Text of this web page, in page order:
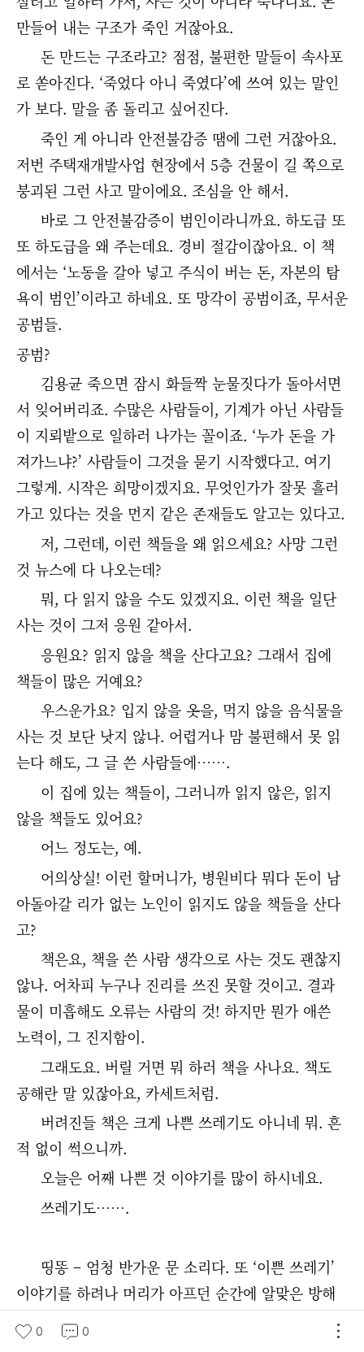
만들어 내는 구조가 죽인 거잖아요.
돈 만드는 구조라고? 점점, 불편한 말들이 속사포
로 쏟아진다. ‘죽었다 아니 죽였다’에 쓰여 있는 말인
가 보다. 말을 좀 돌리고 싶어진다.
죽인 게 아니라 안전불감증 땜에 그런 거잖아요.
저번 주택재개발사업 현장에서 5층 건물이 길 쪽으로
붕괴된 그런 사고 말이에요. 조심을 안 해서.
바로 그 안전불감증이 범인이라니까요. 하도급 또
또 하도급을 왜 주는데요. 경비 절감이잖아요. 이 책
에서는 ‘노동을 갈아 넣고 주식이 버는 돈, 자본의 탐
욕이 범인’이라고 하네요. 또 망각이 공범이죠, 무서운
공범들.
공범?
김용균 죽으면 잠시 화들짝 눈물짓다가 돌아서면
서 잊어버리죠. 수많은 사람들이, 기계가 아닌 사람들
이 지뢰밭으로 일하러 나가는 꼴이죠. ‘누가 돈을 가
져가느냐?’ 사람들이 그것을 묻기 시작했다고. 여기
그렇게. 시작은 희망이겠지요. 무엇인가가 잘못 흘러
가고 있다는 것을 먼지 같은 존재들도 알고는 있다고.
저, 그런데, 이런 책들을 왜 읽으세요? 사망 그런
것 뉴스에 다 나오는데?
뭐, 다 읽지 않을 수도 있겠지요. 이런 책을 일단
사는 것이 그저 응원 같아서.
응원요? 읽지 않을 책을 산다고요? 그래서 집에
책들이 많은 거예요?
우스운가요? 입지 않을 옷을, 먹지 않을 음식물을
사는 것 보단 낫지 않나. 어렵거나 맘 불편해서 못 읽
는다 해도, 그 글 쓴 사람들에…….
이 집에 있는 책들이, 그러니까 읽지 않은, 읽지
않을 책들도 있어요?
어느 정도는, 예.
어의상실! 이런 할머니가, 병원비다 뭐다 돈이 남
아돌아갈 리가 없는 노인이 읽지도 않을 책들을 산다
고?
책은요, 책을 쓴 사람 생각으로 사는 것도 괜찮지
않나. 어차피 누구나 진리를 쓰진 못할 것이고. 결과
물이 미흡해도 오류는 사람의 것! 하지만 뭔가 애쓴
노력이, 그 진지함이.
그래도요. 버릴 거면 뭐 하러 책을 사나요. 책도
공해란 말 있잖아요, 카세트처럼.
버려진들 책은 크게 나쁜 쓰레기도 아니네 뭐. 흔
적 없이 썩으니까.
오늘은 어째 나쁜 것 이야기를 많이 하시네요.
쓰레기도…….
띵똥 – 엄청 반가운 문 소리다. 또 ‘이쁜 쓰레기’
이야기를 하려나 머리가 아프던 순간에 알맞은 방해
다. 어? 부엌 환기통 청소를 하란다. 비대면 시대에 이
런 방문도 있나? 하긴 일감이 없으니 방문 청소라도
0 0